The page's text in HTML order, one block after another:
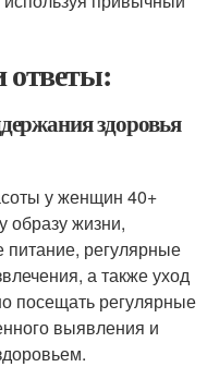
ответы:
здоровья
у женщин 40+
образу жизни,
регулярные
а также уход
посещать регулярные
выявления и